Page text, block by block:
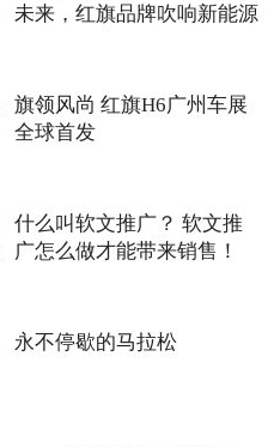
未来，红旗品牌吹响新能源
旗领风尚 红旗H6广州车展
全球首发
什么叫软文推广？ 软文推
广怎么做才能带来销售！
永不停歇的马拉松